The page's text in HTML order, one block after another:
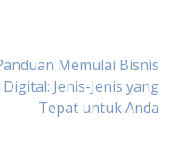
Memulai Bisnis
Digital: Jenis-Jenis yang
Tepat untuk Anda